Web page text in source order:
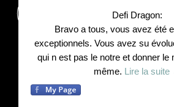
Archive 2000-2010
Defi Dragon:
Bravo a tous, vous avez été
exceptionnels. Vous avez su
qui n est pas le notre et donner le
même. Lire la suite